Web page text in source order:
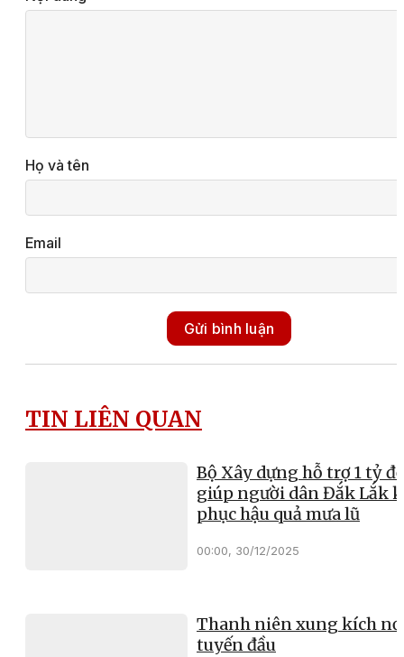
Họ và tên
Email
Gửi bình luận
TIN LIÊN QUAN
Bộ Xây dựng hỗ trợ 1 tỷ
giúp người dân Đắk Lắk
phục hậu quả mưa lũ
00:00, 30/12/2025
Thanh niên xung kích
tuyến đầu